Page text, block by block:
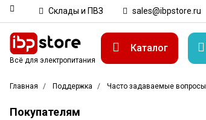
Склады и ПВЗ sales@ibpstore.ru
Всё для электропитания
Каталог
Главная Поддержка Часто задаваемые вопросы
Покупателям